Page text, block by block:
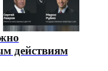
действиям